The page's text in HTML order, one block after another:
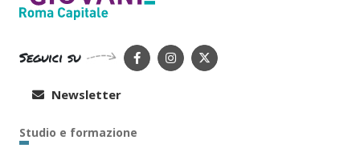
Seguici su
Newsletter
Studio e formazione